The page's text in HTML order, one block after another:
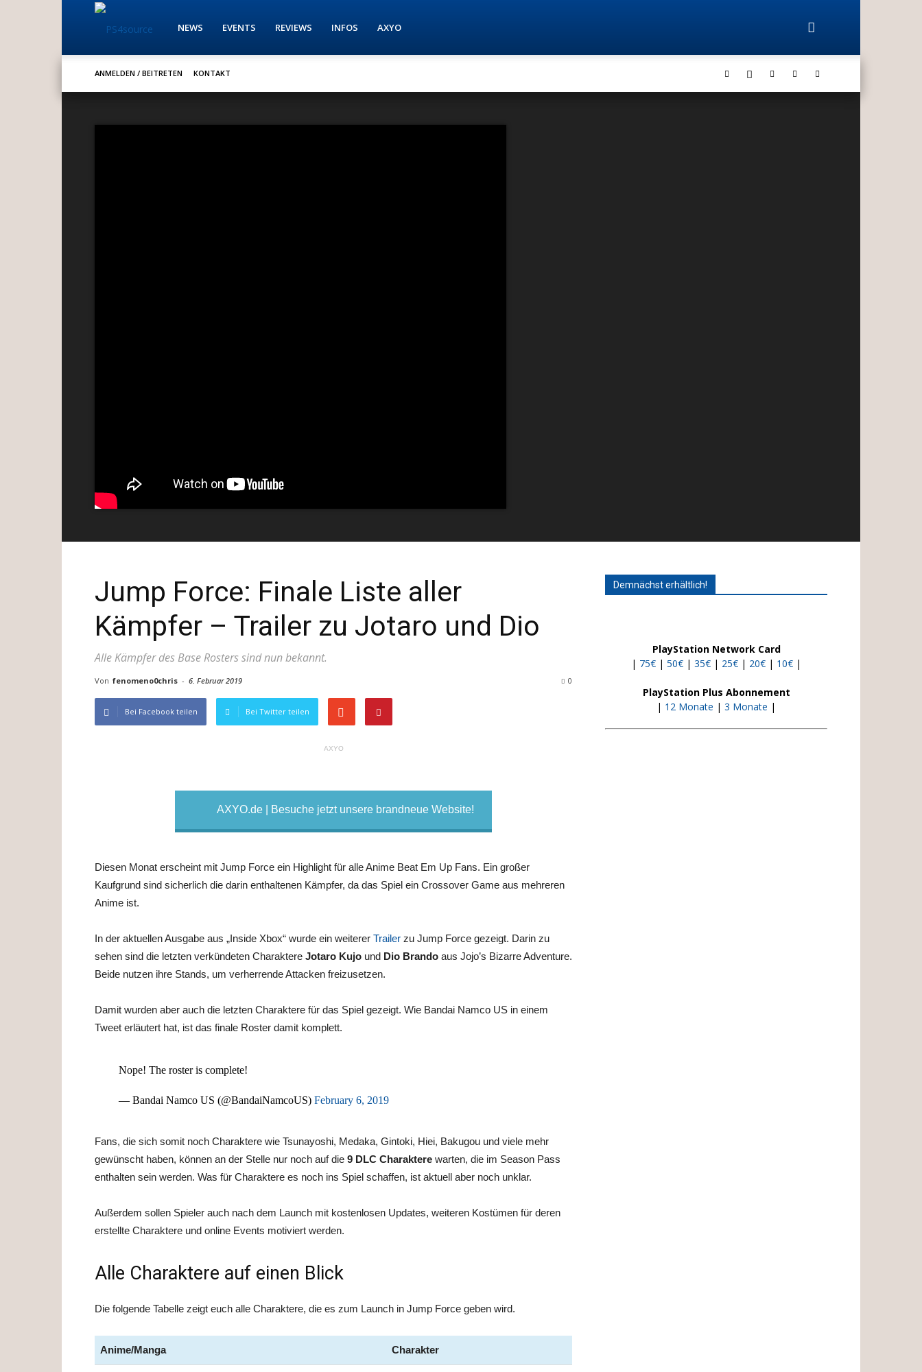
PS4source
NEWS EVENTS REVIEWS INFOS AXYO
ANMELDEN / BEITRETEN KONTAKT
Jump Force: Finale Liste aller
Kämpfer – Trailer zu Jotaro und Dio
Alle Kämpfer des Base Rosters sind nun bekannt.
Von fenomeno0chris - 6. Februar 2019 0
Bei Facebook teilen Bei Twitter teilen
AXYO
AXYO.de | Besuche jetzt unsere brandneue Website!
Diesen Monat erscheint mit Jump Force ein Highlight für alle Anime Beat Em Up Fans. Ein großer
Kaufgrund sind sicherlich die darin enthaltenen Kämpfer, da das Spiel ein Crossover Game aus mehreren
Anime ist.
In der aktuellen Ausgabe aus „Inside Xbox“ wurde ein weiterer Trailer zu Jump Force gezeigt. Darin zu
sehen sind die letzten verkündeten Charaktere Jotaro Kujo und Dio Brando aus Jojo’s Bizarre Adventure.
Beide nutzen ihre Stands, um verherrende Attacken freizusetzen.
Damit wurden aber auch die letzten Charaktere für das Spiel gezeigt. Wie Bandai Namco US in einem
Tweet erläutert hat, ist das finale Roster damit komplett.
Nope! The roster is complete!
— Bandai Namco US (@BandaiNamcoUS) February 6, 2019
Fans, die sich somit noch Charaktere wie Tsunayoshi, Medaka, Gintoki, Hiei, Bakugou und viele mehr
gewünscht haben, können an der Stelle nur noch auf die 9 DLC Charaktere warten, die im Season Pass
enthalten sein werden. Was für Charaktere es noch ins Spiel schaffen, ist aktuell aber noch unklar.
Außerdem sollen Spieler auch nach dem Launch mit kostenlosen Updates, weiteren Kostümen für deren
erstellte Charaktere und online Events motiviert werden.
Alle Charaktere auf einen Blick
Die folgende Tabelle zeigt euch alle Charaktere, die es zum Launch in Jump Force geben wird.
Anime/Manga Charakter
Demnächst erhältlich!
PlayStation Network Card
| 75€ | 50€ | 35€ | 25€ | 20€ | 10€ |
PlayStation Plus Abonnement
| 12 Monate | 3 Monate |